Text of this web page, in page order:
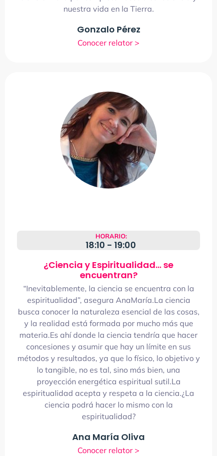
nuestra vida en la Tierra.
Gonzalo Pérez
Conocer relator >
HORARIO:
18:10 - 19:00
¿Ciencia y Espiritualidad... se
encuentran?
“Inevitablemente, la ciencia se encuentra con la
espiritualidad”, asegura AnaMaría.La ciencia
busca conocer la naturaleza esencial de las cosas,
y la realidad está formada por mucho más que
materia.Es ahí donde la ciencia tendría que hacer
concesiones y asumir que hay un límite en sus
métodos y resultados, ya que lo físico, lo objetivo y
lo tangible, no es tal, sino más bien, una
proyección energética espiritual sutil.La
espiritualidad acepta y respeta a la ciencia.¿La
ciencia podrá hacer lo mismo con la
espiritualidad?
Ana María Oliva
Conocer relator >